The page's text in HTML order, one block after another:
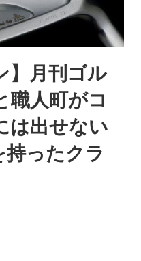
】月刊ゴル
職人町がコ
は出せない
持ったクラ